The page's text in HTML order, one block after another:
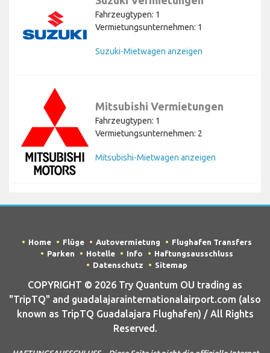
Fahrzeugtypen: 1
Vermietungsunternehmen: 1
Suzuki-Mietwagen anzeigen
Mitsubishi Vermietungen
Fahrzeugtypen: 1
Vermietungsunternehmen: 2
Mitsubishi-Mietwagen anzeigen
Home Flüge Autovermietung
Flughafen Transfers
Parken
Hotelle Info
Haftungsausschluss
Datenschutz
Sitemap
COPYRIGHT © 2026 Try Quantum OU trading as
"TripTQ" and guadalajarainternationalairport.com (also
known as TripTQ Guadalajara Flughafen) / All Rights
Reserved.